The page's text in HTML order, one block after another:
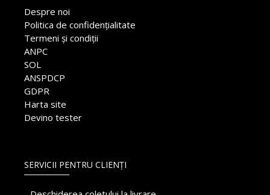
Despre noi
Politica de confidențialitate
Termeni și condiții
ANPC
SOL
ANSPDCP
GDPR
Harta site
Devino tester
SERVICII PENTRU CLIENȚI